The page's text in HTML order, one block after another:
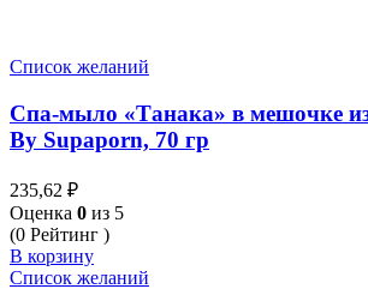
Список желаний
Спа-мыло «Танака» в мешочке
By Supaporn, 70 гр
235,62 ₽
Оценка 0 из 5
(0 Рейтинг )
В корзину
Список желаний